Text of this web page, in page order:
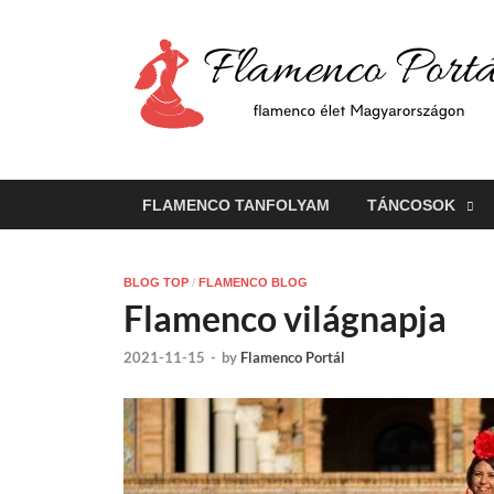
FLAMENCO TANFOLYAM TÁNCOSOK
BLOG TOP / FLAMENCO BLOG
Flamenco világnapja
2021-11-15 - by Flamenco Portál